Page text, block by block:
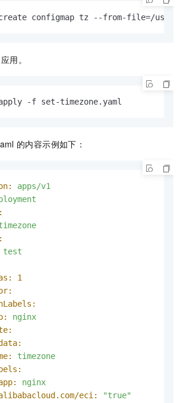
configmap tz --from-file=/usr/
用。
-f set-timezone.yaml
的内容示例如下：
apps/v1
test
1
nginx
timezone
nginx
eci:
"true"